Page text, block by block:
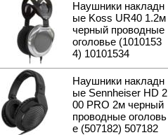
Наушники накладн
ые Koss UR40 1.2м
черный проводные
оголовье (1010153
4) 10101534
Наушники накладн
ые Sennheiser HD 2
00 PRO 2м черный
проводные оголовь
е (507182) 507182